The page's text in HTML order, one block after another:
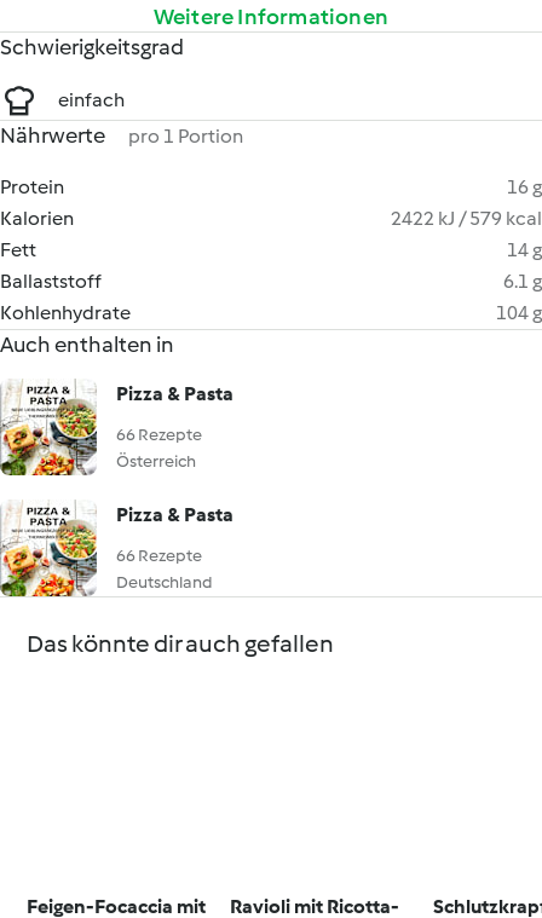
Weitere Informationen
Schwierigkeitsgrad
einfach
Nährwerte pro 1 Portion
Protein
16 g
Kalorien
2422 kJ / 579 kcal
Fett
14 g
Ballaststoff
6.1 g
Kohlenhydrate
104 g
Auch enthalten in
Pizza & Pasta
66 Rezepte
Österreich
Pizza & Pasta
66 Rezepte
Deutschland
Das könnte dir auch gefallen
Feigen-Focaccia mit Ravioli mit Ricotta-